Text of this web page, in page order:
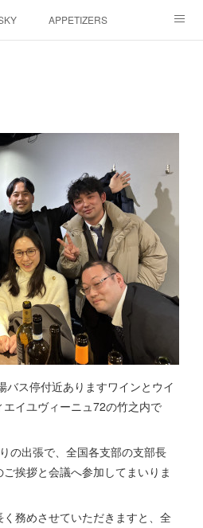
APPETIZERS
バス停付近ありますワインとウイ
イユヴィーニュ72の竹之内で
の出張で、全国各支部の支部長
挨拶と会議へ参加してまいりま
務めさせていただきますと、全